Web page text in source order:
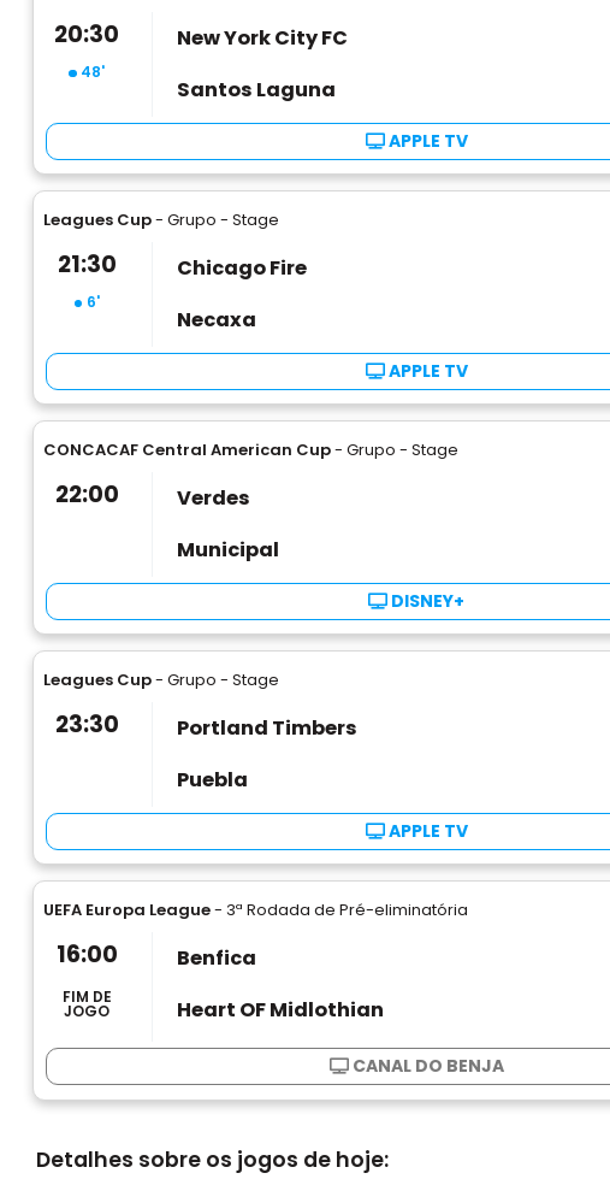
20:30
48'
New York City FC
Santos Laguna
APPLE TV
Leagues Cup- Grupo - Stage
21:30
6'
Chicago Fire
Necaxa
APPLE TV
CONCACAF Central American Cup- Grupo - Stage
22:00
Verdes
Municipal
DISNEY+
Leagues Cup- Grupo - Stage
23:30
Portland Timbers
Puebla
APPLE TV
UEFA Europa League- 3ª Rodada de Pré-eliminatória
16:00
FIM DE
JOGO
Benfica
Heart OF Midlothian
CANAL DO BENJA
Detalhes sobre os jogos de hoje: